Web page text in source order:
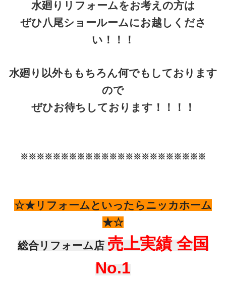
水廻りリフォームをお考えの方は
ぜひ八尾ショールームにお越しくださ
い！！！
水廻り以外ももちろん何でもしております
ので
ぜひお待ちしております！！！！
※※※※※※※※※※※※※※※※※※※※※※※
☆★リフォームといったらニッカホーム
★☆
総合リフォーム店 売上実績 全国
No.1